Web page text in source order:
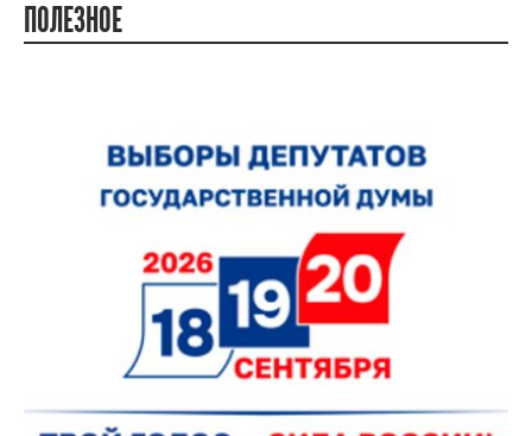
07.05.2026 09:08
улицах
РАДИО РОССИИ ИВАНОВО
ПРЯМОЙ ЭФИР